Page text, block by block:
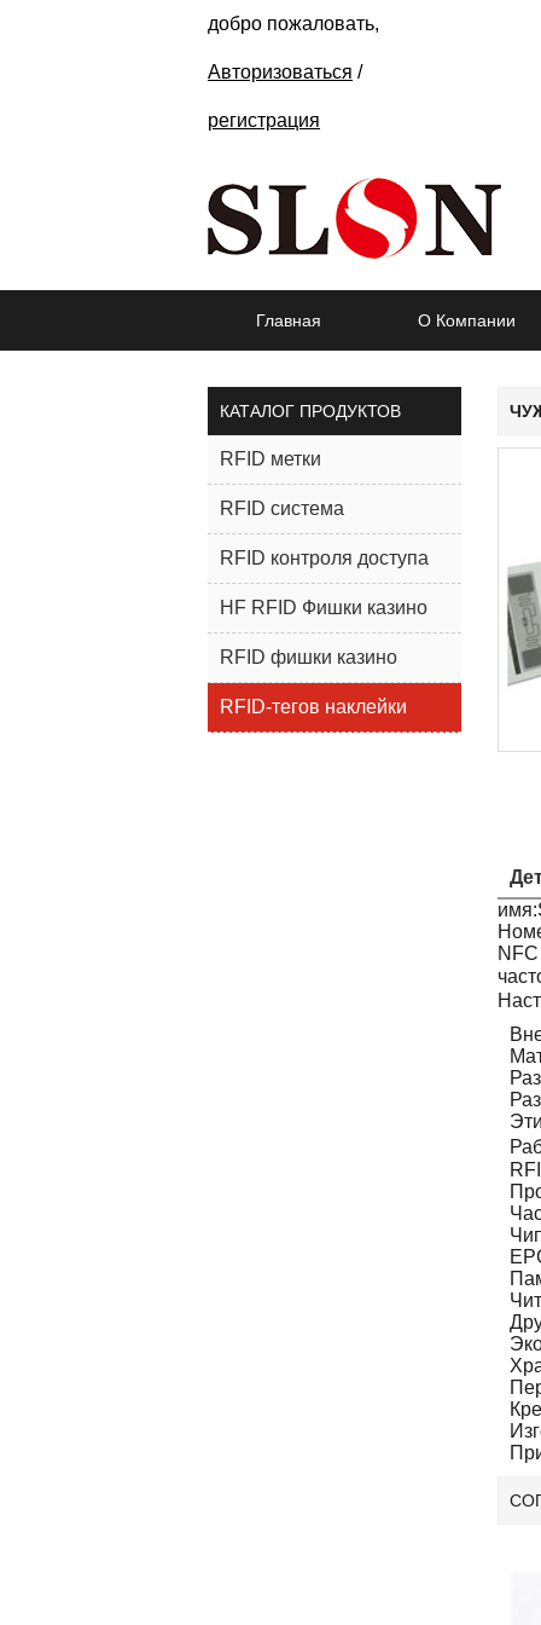
добро пожаловать,
Авторизоваться /
регистрация
Главная О Компании
КАТАЛОГ ПРОДУКТОВ
RFID метки
RFID система
RFID контроля доступа
HF RFID Фишки казино
RFID фишки казино
RFID-тегов наклейки